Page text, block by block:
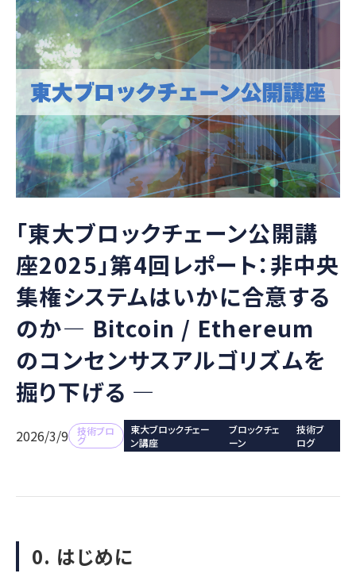
「東大ブロックチェーン公開講
座2025」第4回レポート：非中央
集権システムはいかに合意する
のか― Bitcoin / Ethereum
のコンセンサスアルゴリズムを
掘り下げる ―
2026/3/9 技術ブロ
グ
東大ブロックチェー
ン講座
ブロックチェ
ーン
技術ブ
ログ
0. はじめに